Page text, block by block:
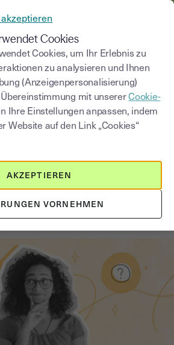
Saisissez un terme
2026:
für KMU bei
Abschreibungen?
Cookies
Cookies, um Ihr Erlebnis zu
zu analysieren und Ihnen
(Anzeigenpersonalisierung)
mit unsererCookie-
Ihre Einstellungen anpassen, indem
Website auf den Link „Cookies“
VORNEHMEN
AKZEPTIEREN